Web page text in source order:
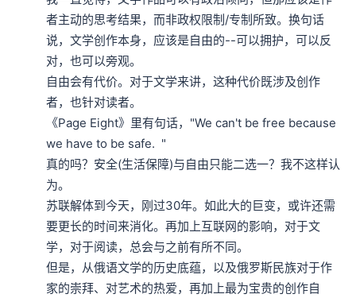
者主动的思考结果，而非政权限制/专制所致。换句话
说，文学创作本身，应该是自由的--可以拥护，可以反
对，也可以旁观。
自由会有代价。对于文学来讲，这种代价既涉及创作
者，也针对读者。
《Page Eight》里有句话，"We can't be free because
we have to be safe.  "
真的吗？安全(生活保障)与自由只能二选一？我不这样认
为。
苏联解体到今天，刚过30年。如此大的巨变，或许还需
要更长的时间来消化。再加上互联网的影响，对于文
学，对于阅读，总会与之前有所不同。
但是，从俄语文学的历史底蕴，以及俄罗斯民族对于作
家的崇拜、对艺术的热爱，再加上最为宝贵的创作自